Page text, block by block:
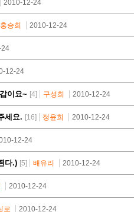
2010-12-24
홍승희 2010-12-24
12-24
이요~ [4] 구성희 2010-12-24
세요. [16] 정윤희 2010-12-24
12-24
다.) [5] 배유리 2010-12-24
2010-12-24
로 2010-12-24